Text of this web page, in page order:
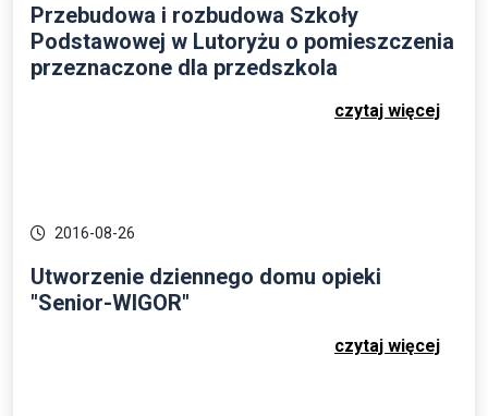
Przebudowa i rozbudowa Szkoły
Podstawowej w Lutoryżu o pomieszczenia
przeznaczone dla przedszkola
czytaj więcej
2016-08-26
Utworzenie dziennego domu opieki
"Senior-WIGOR"
czytaj więcej